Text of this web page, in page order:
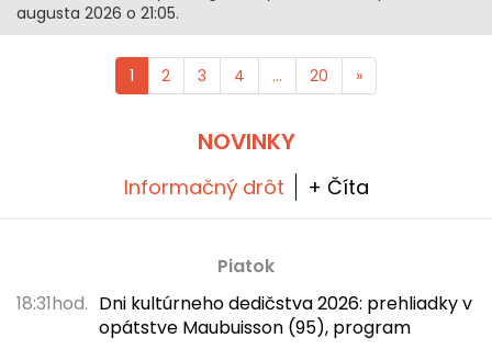
augusta 2026 o 21:05.
1 2 3 4 ... 20 »
NOVINKY
Informačný drôt + Číta
Piatok
18:31hod. Dni kultúrneho dedičstva 2026: prehliadky v
opátstve Maubuisson (95), program